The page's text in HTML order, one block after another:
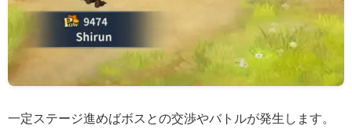
一定ステージ進めばボスとの交渉やバトルが発生します。